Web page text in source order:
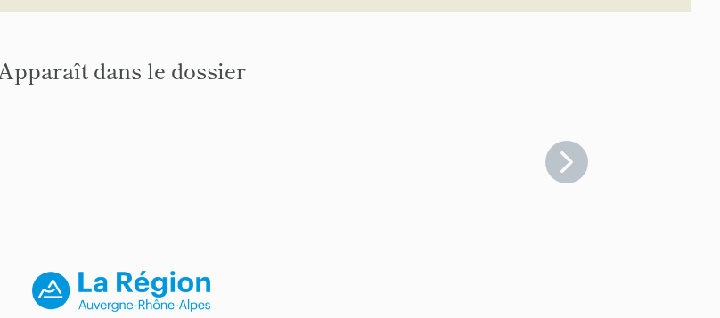
dans le dossier